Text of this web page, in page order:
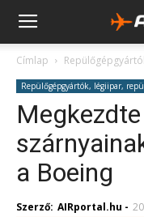
Címlap
Repülőgépgyártók, légiipar,
a Boeing
Szerző: AIRportal.hu -